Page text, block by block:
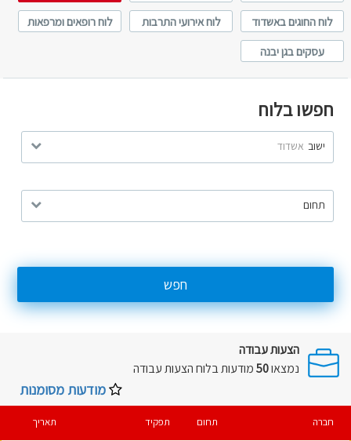
עבודה)
לוח החוגים באשדוד
לוח אירועי התרבות
לוח רופאים ומרפאות
עסקים בגן יבנה
חפשו בלוח
ישוב אשדוד
תחום
חפש
הצעות עבודה
נמצאו50מודעות בלוחהצעות עבודה
מודעות מסומנות
חברה תחום תפקיד תאריך